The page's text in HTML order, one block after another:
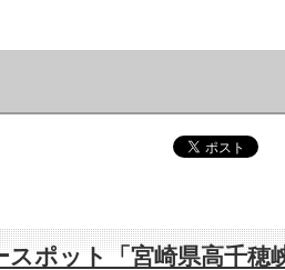
ポット「宮崎県高千穂